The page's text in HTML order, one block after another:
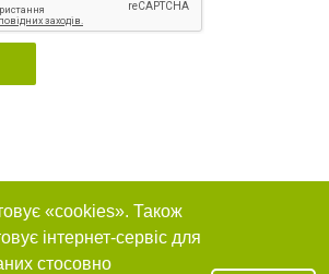
«cookies». Також
інтернет-сервіс для
стосовно